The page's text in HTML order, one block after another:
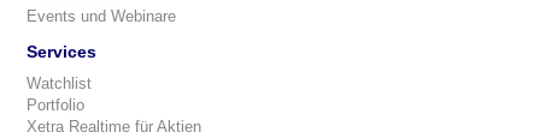
Events und Webinare
Services
Watchlist
Portfolio
Xetra Realtime für Aktien